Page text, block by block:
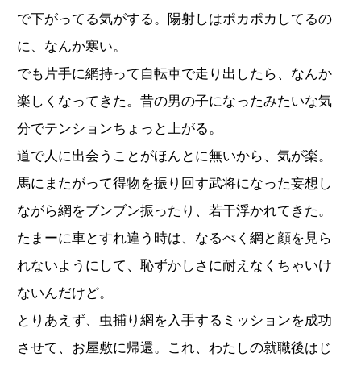
で下がってる気がする。陽射しはポカポカしてるの
に、なんか寒い。
でも片手に網持って自転車で走り出したら、なんか
楽しくなってきた。昔の男の子になったみたいな気
分でテンションちょっと上がる。
道で人に出会うことがほんとに無いから、気が楽。
馬にまたがって得物を振り回す武将になった妄想し
ながら網をブンブン振ったり、若干浮かれてきた。
たまーに車とすれ違う時は、なるべく網と顔を見ら
れないようにして、恥ずかしさに耐えなくちゃいけ
ないんだけど。
とりあえず、虫捕り網を入手するミッションを成功
させて、お屋敷に帰還。これ、わたしの就職後はじ